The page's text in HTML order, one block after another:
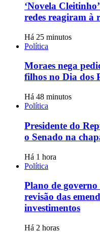
‘Novela
redes reagiram à
Há 25 minutos
Política
Moraes nega
filhos no Dia dos
Há 48 minutos
Política
Presidente do
o Senado na
Há 1 hora
Política
Plano de
revisão das
investimentos
Há 2 horas